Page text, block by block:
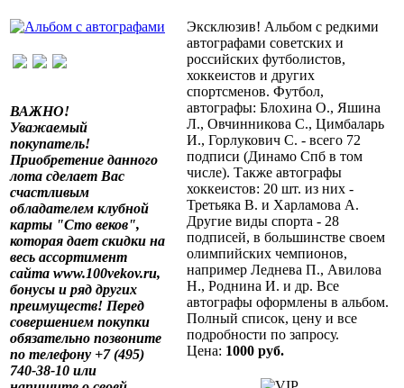
ВАЖНО!
Уважаемый
покупатель!
Приобретение данного
лота сделает Вас
счастливым
обладателем клубной
карты "Сто веков",
которая дает скидки на
весь ассортимент
сайта www.100vekov.ru,
бонусы и ряд других
преимуществ! Перед
совершением покупки
обязательно позвоните
по телефону +7 (495)
740-38-10 или
Эксклюзив! Альбом с редкими
автографами советских и
российских футболистов,
хоккеистов и других
спортсменов. Футбол,
автографы: Блохина О., Яшина
Л., Овчинникова С., Цимбаларь
И., Горлукович С. - всего 72
подписи (Динамо Спб в том
числе). Также автографы
хоккеистов: 20 шт. из них -
Третьяка В. и Харламова А.
Другие виды спорта - 28
подписей, в большинстве своем
олимпийских чемпионов,
например Леднева П., Авилова
Н., Роднина И. и др. Все
автографы оформлены в альбом.
Полный список, цену и все
подробности по запросу.
Цена: 1000 руб.